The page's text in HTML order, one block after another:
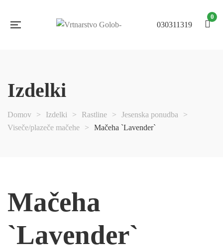
030311319
0
Izdelki
Domov > Izdelki > Rastline > Jesenska ponudba
>
Viseče/plazeče mačehe
> Mačeha `Lavender`
Mačeha
`Lavender`